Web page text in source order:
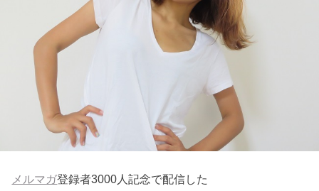
メルマガ登録者3000人記念で配信した